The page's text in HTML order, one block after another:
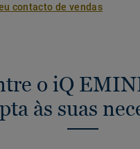
contacto de vendas
o iQ
às suas